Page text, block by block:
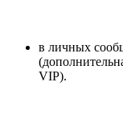
в личных
VIP).